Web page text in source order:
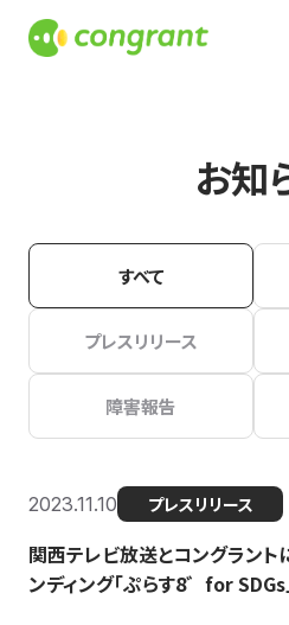
お知
すべて
プレスリリース
障害報告
2023.11.10 プレスリリース
関西テレビ放送とコングラント
ンディング「ぷらす8゛for